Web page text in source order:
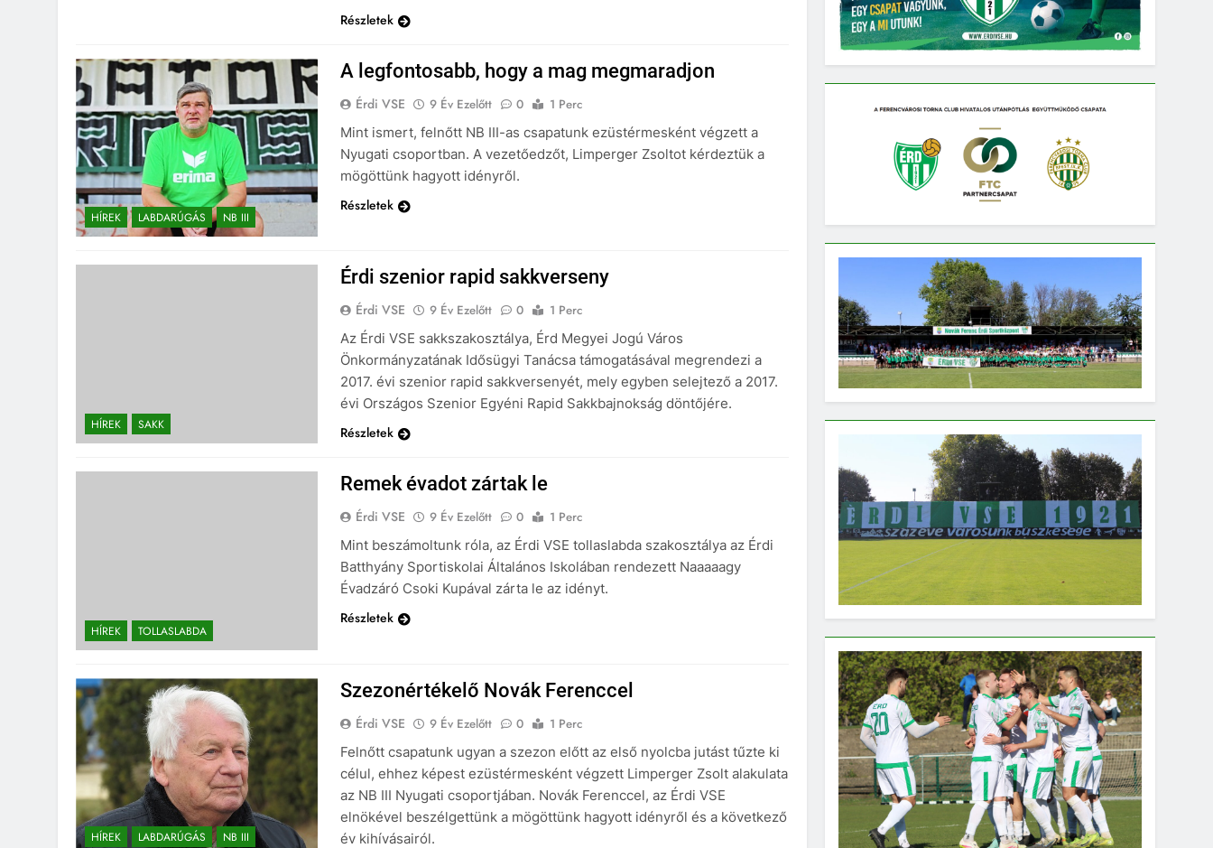
Részletek
HÍREK LABDARÚGÁS NB III
A legfontosabb, hogy a mag megmaradjon
Érdi VSE 9 Év Ezelőtt 0
1 Perc
Mint ismert, felnőtt NB III-as csapatunk ezüstérmesként végzett a
Nyugati csoportban. A vezetőedzőt, Limperger Zsoltot kérdeztük a
mögöttünk hagyott idényről.
Részletek
HÍREK SAKK
Érdi szenior rapid sakkverseny
Érdi VSE 9 Év Ezelőtt 0
1 Perc
Az Érdi VSE sakkszakosztálya, Érd Megyei Jogú Város
Önkormányzatának Idősügyi Tanácsa támogatásával megrendezi a
2017. évi szenior rapid sakkversenyét, mely egyben selejtező a 2017.
évi Országos Szenior Egyéni Rapid Sakkbajnokság döntőjére.
Részletek
HÍREK TOLLASLABDA
Remek évadot zártak le
Érdi VSE 9 Év Ezelőtt 0
1 Perc
Mint beszámoltunk róla, az Érdi VSE tollaslabda szakosztálya az Érdi
Batthyány Sportiskolai Általános Iskolában rendezett Naaaaagy
Évadzáró Csoki Kupával zárta le az idényt.
Részletek
HÍREK LABDARÚGÁS NB III
Szezonértékelő Novák Ferenccel
Érdi VSE 9 Év Ezelőtt 0
1 Perc
Felnőtt csapatunk ugyan a szezon előtt az első nyolcba jutást tűzte ki
célul, ehhez képest ezüstérmesként végzett Limperger Zsolt alakulata
az NB III Nyugati csoportjában. Novák Ferenccel, az Érdi VSE
elnökével beszélgettünk a mögöttünk hagyott idényről és a következő
év kihívásairól.